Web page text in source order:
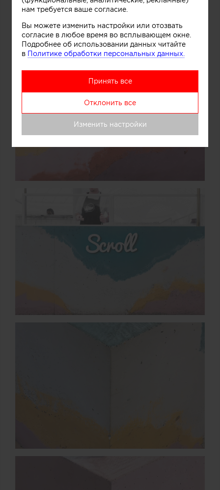
нам требуется ваше согласие.
Вы можете изменить настройки или отозвать
согласие в любое время во всплывающем окне.
Подробнее об использовании данных читайте
в Политике обработки персональных данных.
Принять все
Отклонить все
Изменить настройки